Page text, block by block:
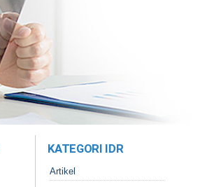
KATEGORI IDR
Artikel